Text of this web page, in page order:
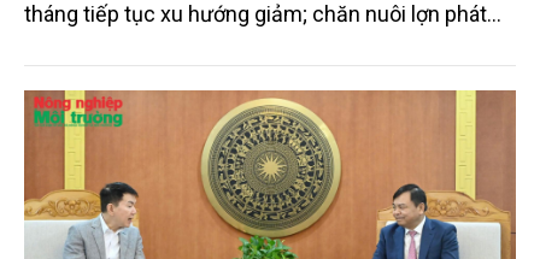
tháng tiếp tục xu hướng giảm; chăn nuôi lợn phát
trưởng khá. Diện tích rừng trồng mới và sản lượng
thủy sản đều tăng nhẹ.